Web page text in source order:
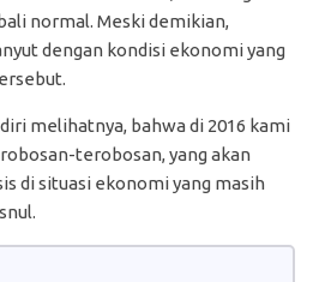
normal. Meski demikian,
dengan kondisi ekonomi yang
melihatnya, bahwa di 2016 kami
terobosan, yang akan
di situasi ekonomi yang masih